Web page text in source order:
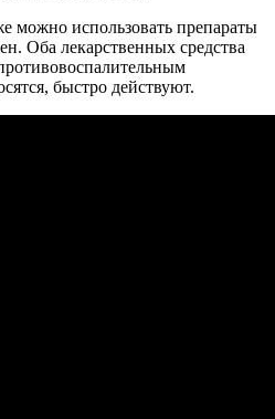
можно использовать препараты
Оба лекарственных средства
быстро действуют.